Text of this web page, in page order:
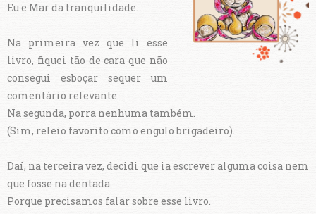
Eu e Mar da tranquilidade.
Na primeira vez que li esse
livro, fiquei tão de cara que não
consegui esboçar sequer um
comentário relevante.
Na segunda, porra nenhuma também.
(Sim, releio favorito como engulo brigadeiro).
Daí, na terceira vez, decidi que ia escrever alguma coisa nem
que fosse na dentada.
Porque precisamos falar sobre esse livro.